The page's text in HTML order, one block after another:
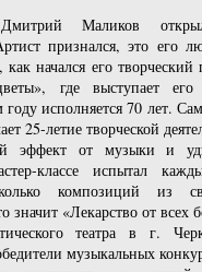
Дмитрий Маликов
признался, это его
как начался его
где выступает
году исполняется 70 лет.
25-летие творческой
эффект от музыки и
классе испытал
композиций из
значит «Лекарство от всех
театра в г.
музыкальных